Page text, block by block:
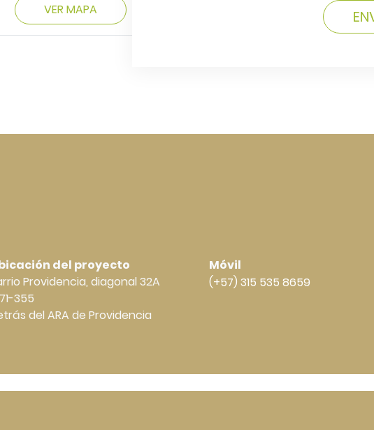
VER MAPA
del proyecto
Providencia, diagonal 32A
355
del ARA de Providencia
Móvil
(+57) 315 535 8659